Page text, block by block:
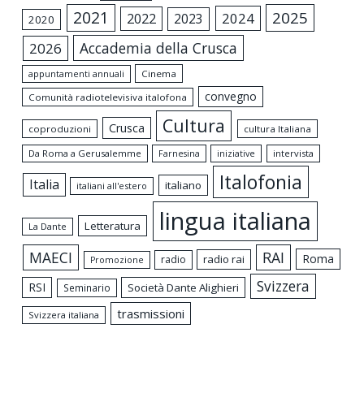
2020 2021 2022 2023 2024 2025
2026 Accademia della Crusca
appuntamenti annuali
Cinema
Comunità radiotelevisiva italofona
convegno
coproduzioni Crusca Cultura
cultura Italiana
Da Roma a Gerusalemme
Farnesina iniziative intervista
Italia italiani all'estero italiano Italofonia
La Dante Letteratura lingua italiana
MAECI Promozione radio radio rai RAI
Roma
RSI
Seminario Società Dante Alighieri Svizzera
Svizzera italiana trasmissioni